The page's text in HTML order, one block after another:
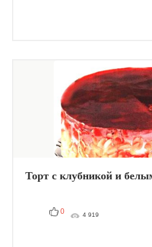
Торт с клубникой и
0 4 919